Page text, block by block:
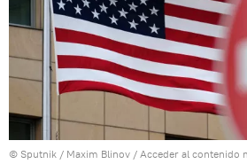
© Sputnik / Maxim Blinov / Acceder al contenido